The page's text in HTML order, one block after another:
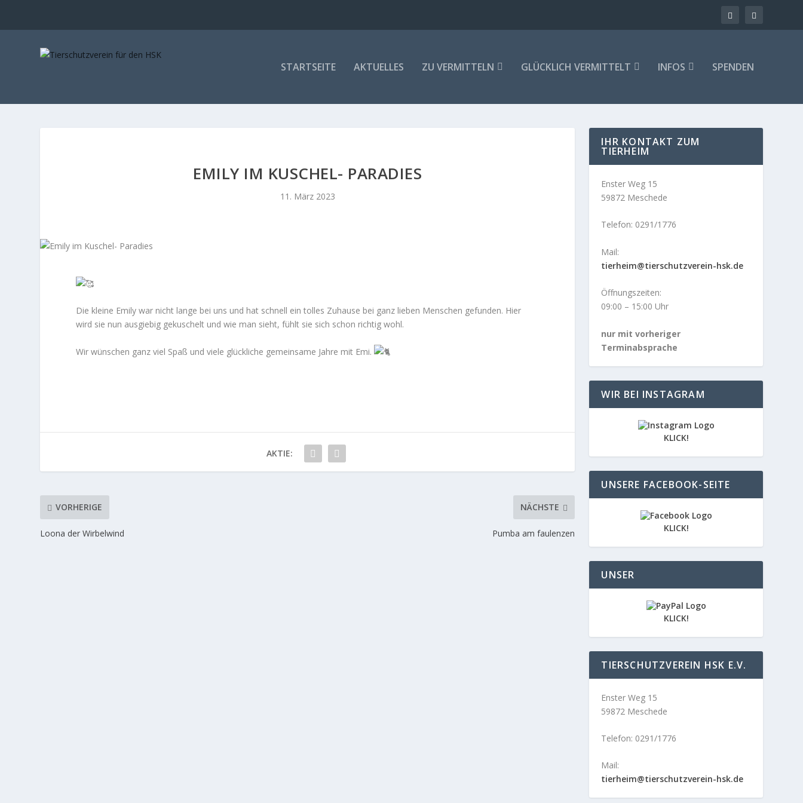
STARTSEITE AKTUELLES ZU VERMITTELN GLÜCKLICH VERMITTELT INFOS SPENDEN
EMILY IM KUSCHEL- PARADIES
11. März 2023
Die kleine Emily war nicht lange bei uns und hat schnell ein tolles Zuhause bei ganz lieben Menschen gefunden. Hier
wird sie nun ausgiebig gekuschelt und wie man sieht, fühlt sie sich schon richtig wohl.
Wir wünschen ganz viel Spaß und viele glückliche gemeinsame Jahre mit Emi.
AKTIE:
VORHERIGE
Loona der Wirbelwind
NÄCHSTE
Pumba am faulenzen
IHR KONTAKT ZUM
TIERHEIM
Enster Weg 15
59872 Meschede
Telefon: 0291/1776
Mail:
tierheim@tierschutzverein-hsk.de
Öffnungszeiten:
09:00 – 15:00 Uhr
nur mit vorheriger
Terminabsprache
WIR BEI INSTAGRAM
KLICK!
UNSERE FACEBOOK-SEITE
KLICK!
UNSER
KLICK!
TIERSCHUTZVEREIN HSK E.V.
Enster Weg 15
59872 Meschede
Telefon: 0291/1776
Mail:
tierheim@tierschutzverein-hsk.de